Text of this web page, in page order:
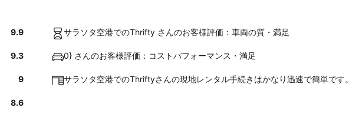
9.9 サラソタ空港でのThrifty さんのお客様評価：車両の質・満足
9.3 0} さんのお客様評価：コストパフォーマンス・満足
9 サラソタ空港でのThriftyさんの現地レンタル手続きはかなり迅速で簡単です。
8.6